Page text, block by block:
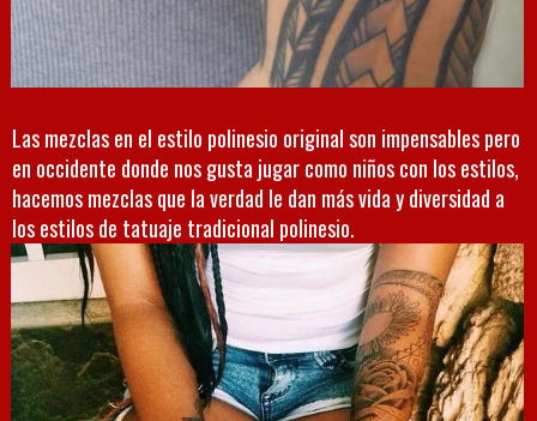
Las mezclas en el estilo polinesio original son impensables pero
en occidente donde nos gusta jugar como niños con los estilos,
hacemos mezclas que la verdad le dan más vida y diversidad a
los estilos de tatuaje tradicional polinesio.